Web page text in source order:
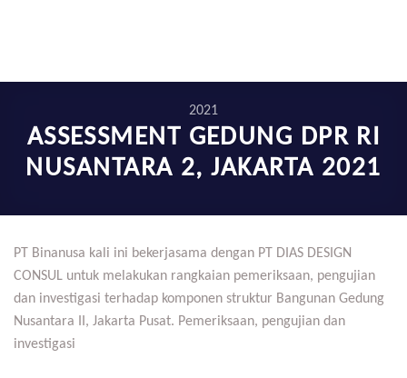
2021
ASSESSMENT GEDUNG DPR RI
NUSANTARA 2, JAKARTA 2021
PT Binanusa kali ini bekerjasama dengan PT DIAS DESIGN
CONSUL untuk melakukan rangkaian pemeriksaan, pengujian
dan investigasi terhadap komponen struktur Bangunan Gedung
Nusantara II, Jakarta Pusat. Pemeriksaan, pengujian dan
investigasi